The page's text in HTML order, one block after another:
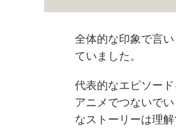
全体的な印象で言
ていました。
代表的なエピソー
アニメでつないで
なストーリーは理